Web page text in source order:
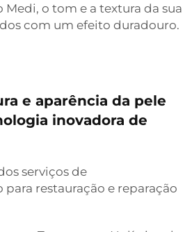
o tom e a textura da sua
com um efeito duradouro.
e aparência da pele
inovadora de
serviços de
restauração e reparação